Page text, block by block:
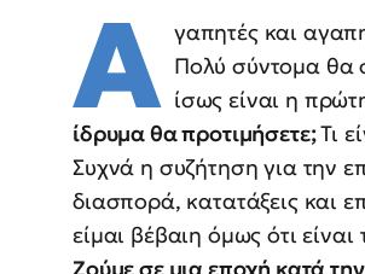
Α γαπητές και
Πολύ σύντομα θα
ίσως είναι η
ίδρυμα θα προτιμήσετε;Τι
Συχνά η συζήτηση για την
διασπορά, κατατάξεις και
είμαι βέβαιη όμως ότι